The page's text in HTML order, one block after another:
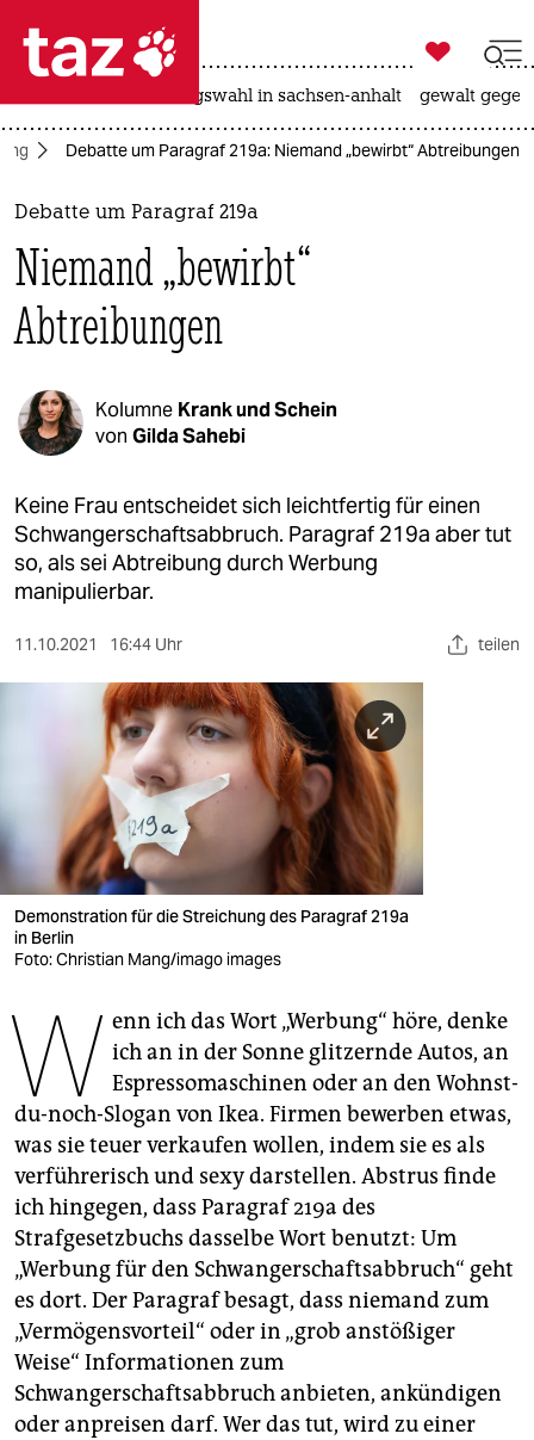
 taz zahl ich
taz zahl ich
themen
politik
öko
kultur
berlin
nord
wahrheit
veranstaltungen
fragen & hilfe
unterstützen
genossenschaft
epaper login

taz zahl ich
landtagswahl in sachsen-anhalt gewalt
Debatte um Paragraf 219a: Niemand „bewirbt“ Abtreibungen
Debatte um Paragraf 219a
Niemand „bewirbt“
Abtreibungen
Kolumne Krank und Schein
von Gilda Sahebi
Keine Frau entscheidet sich leichtfertig für einen
Schwangerschaftsabbruch. Paragraf 219a aber tut
so, als sei Abtreibung durch Werbung
manipulierbar.
11.10.2021 16:44 Uhr teilen
Demonstration für die Streichung des Paragraf 219a
in Berlin
Foto: Christian Mang/imago images
W enn ich das Wort „Werbung“ höre, denke
ich an in der Sonne glitzernde Autos, an
Espressomaschinen oder an den Wohnst-
du-noch-Slogan von Ikea. Firmen bewerben etwas,
was sie teuer verkaufen wollen, indem sie es als
verführerisch und sexy darstellen. Abstrus finde
ich hingegen, dass Paragraf 219a des
Strafgesetzbuchs dasselbe Wort benutzt: Um
„Werbung für den Schwangerschaftsabbruch“ geht
es dort. Der Paragraf besagt, dass niemand zum
„Vermögensvorteil“ oder in „grob anstößiger
Weise“ Informationen zum
Schwangerschaftsabbruch anbieten, ankündigen
oder anpreisen darf. Wer das tut, wird zu einer